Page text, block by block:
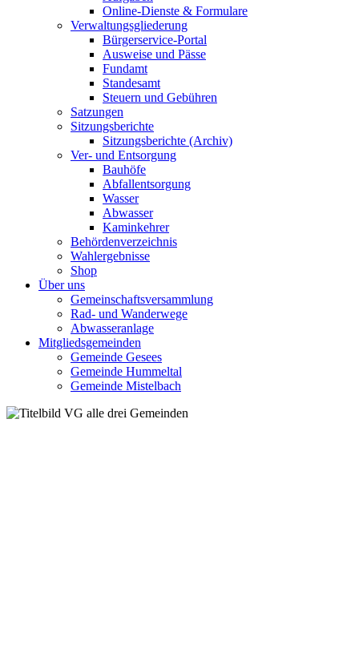
Online-Dienste & Formulare
Verwaltungsgliederung
Bürgerservice-Portal
Ausweise und Pässe
Fundamt
Standesamt
Steuern und Gebühren
Satzungen
Sitzungsberichte
Sitzungsberichte (Archiv)
Ver- und Entsorgung
Bauhöfe
Abfallentsorgung
Wasser
Abwasser
Kaminkehrer
Behördenverzeichnis
Wahlergebnisse
Shop
Über uns
Gemeinschaftsversammlung
Rad- und Wanderwege
Abwasseranlage
Mitgliedsgemeinden
Gemeinde Gesees
Gemeinde Hummeltal
Gemeinde Mistelbach